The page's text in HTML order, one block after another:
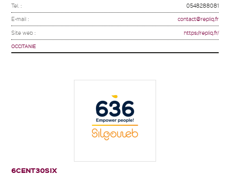
Tel. : 0548288081
E-mail : contact@repliq.fr
Site web : https://repliq.fr/
OCCITANIE
6CENT30SIX